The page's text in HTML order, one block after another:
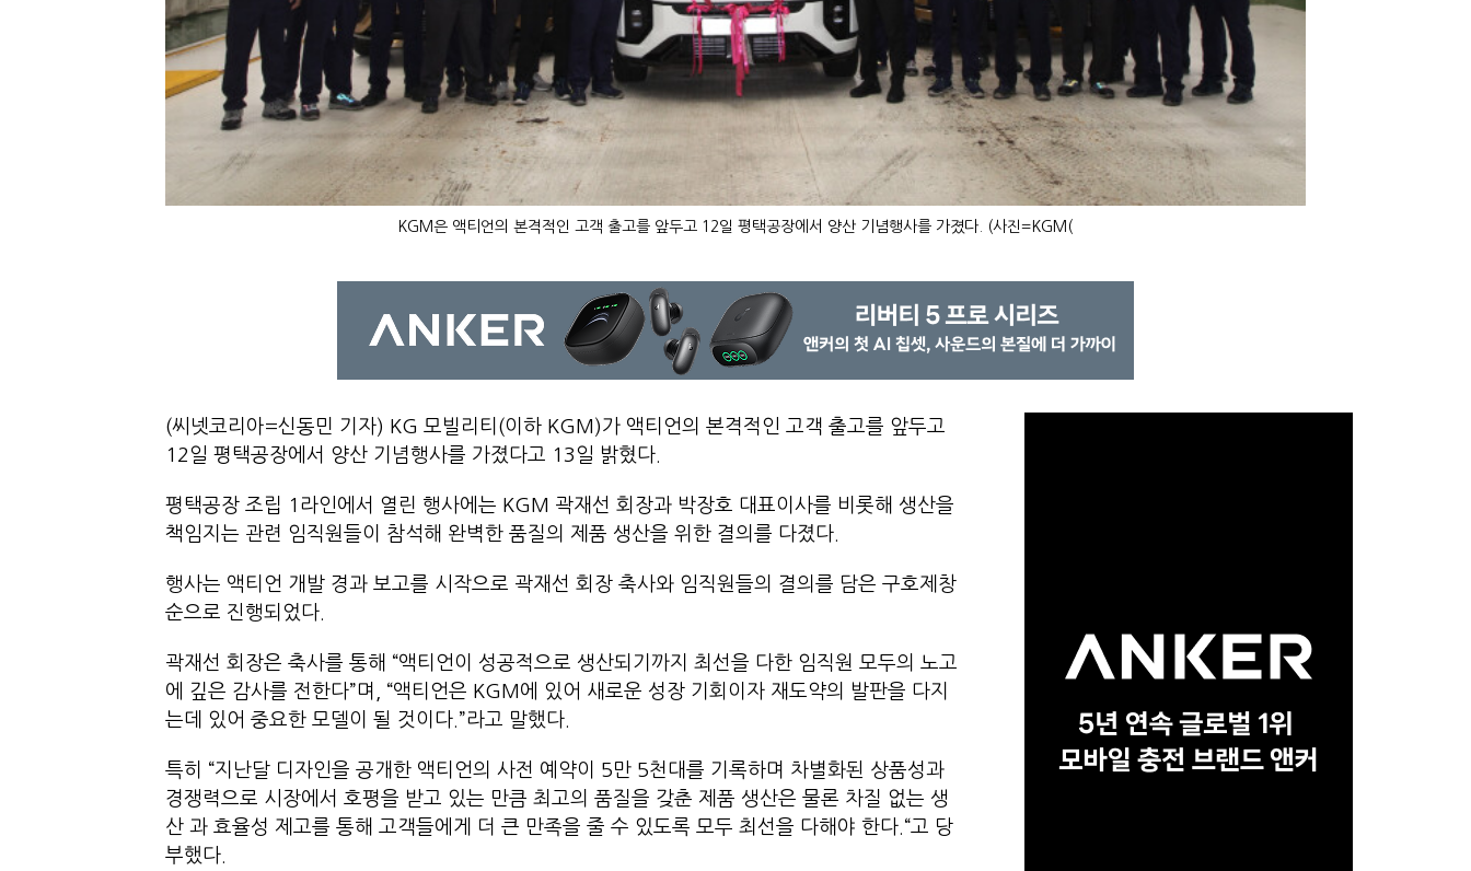
KGM은 액티언의 본격적인 고객 출고를 앞두고 12일 평택공장에서 양산 기념행사를 가졌다. (사진=KGM(
(씨넷코리아=신동민 기자) KG 모빌리티(이하 KGM)가 액티언의 본격적인 고객 출고를 앞두고
12일 평택공장에서 양산 기념행사를 가졌다고 13일 밝혔다.
평택공장 조립 1라인에서 열린 행사에는 KGM 곽재선 회장과 박장호 대표이사를 비롯해 생산을
책임지는 관련 임직원들이 참석해 완벽한 품질의 제품 생산을 위한 결의를 다졌다.
행사는 액티언 개발 경과 보고를 시작으로 곽재선 회장 축사와 임직원들의 결의를 담은 구호제창
순으로 진행되었다.
곽재선 회장은 축사를 통해 “액티언이 성공적으로 생산되기까지 최선을 다한 임직원 모두의 노고
에 깊은 감사를 전한다”며, “액티언은 KGM에 있어 새로운 성장 기회이자 재도약의 발판을 다지
는데 있어 중요한 모델이 될 것이다.”라고 말했다.
특히 “지난달 디자인을 공개한 액티언의 사전 예약이 5만 5천대를 기록하며 차별화된 상품성과
경쟁력으로 시장에서 호평을 받고 있는 만큼 최고의 품질을 갖춘 제품 생산은 물론 차질 없는 생
산 과 효율성 제고를 통해 고객들에게 더 큰 만족을 줄 수 있도록 모두 최선을 다해야 한다.“고 당
부했다.